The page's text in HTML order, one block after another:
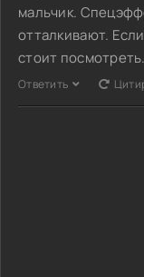
мальчик.
отталкивают.
стоит посмотреть.
Ответить